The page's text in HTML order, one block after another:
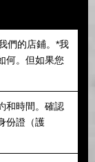
們的店鋪。*我
何。但如果您
和時間。確認
份證（護